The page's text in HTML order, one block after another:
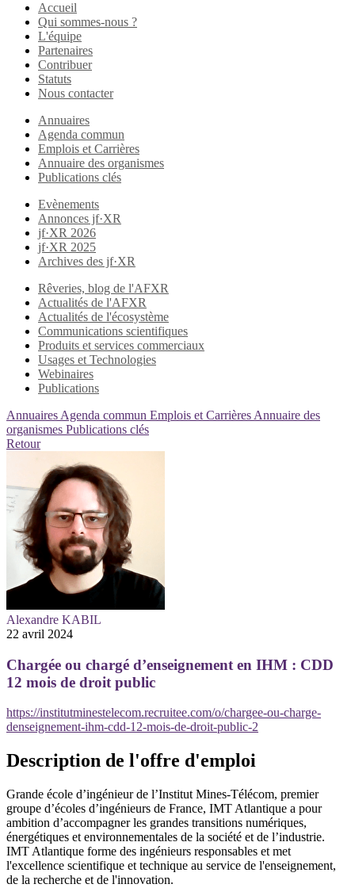
Accueil
Qui sommes-nous ?
L'équipe
Partenaires
Contribuer
Statuts
Nous contacter
Annuaires
Agenda commun
Emplois et Carrières
Annuaire des organismes
Publications clés
Evènements
Annonces jf·XR
jf·XR 2026
jf·XR 2025
Archives des jf·XR
Rêveries, blog de l'AFXR
Actualités de l'AFXR
Actualités de l'écosystème
Communications scientifiques
Produits et services commerciaux
Usages et Technologies
Webinaires
Publications
Annuaires Agenda commun Emplois et Carrières Annuaire des
organismes Publications clés
Retour
Alexandre KABIL
22 avril 2024
Chargée ou chargé d’enseignement en IHM : CDD
12 mois de droit public
https://institutminestelecom.recruitee.com/o/chargee-ou-charge-
denseignement-ihm-cdd-12-mois-de-droit-public-2
Description de l'offre d'emploi
Grande école d’ingénieur de l’Institut Mines-Télécom, premier
groupe d’écoles d’ingénieurs de France, IMT Atlantique a pour
ambition d’accompagner les grandes transitions numériques,
énergétiques et environnementales de la société et de l’industrie.
IMT Atlantique forme des ingénieurs responsables et met
l'excellence scientifique et technique au service de l'enseignement,
de la recherche et de l'innovation.